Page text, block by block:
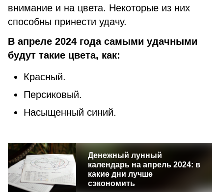
внимание и на цвета. Некоторые из них
способны принести удачу.
В апреле 2024 года самыми удачными
будут такие цвета, как:
Красный.
Персиковый.
Насыщенный синий.
Денежный лунный
календарь на апрель 2024: в
какие дни лучше
сэкономить